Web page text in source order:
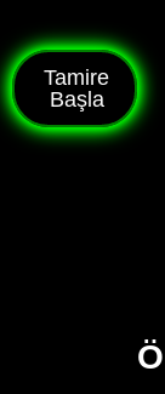
Tamire
Başla